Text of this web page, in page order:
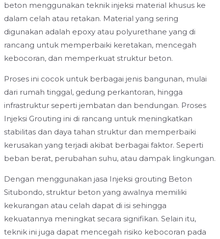
beton menggunakan teknik injeksi material khusus ke
dalam celah atau retakan. Material yang sering
digunakan adalah epoxy atau polyurethane yang di
rancang untuk memperbaiki keretakan, mencegah
kebocoran, dan memperkuat struktur beton.
Proses ini cocok untuk berbagai jenis bangunan, mulai
dari rumah tinggal, gedung perkantoran, hingga
infrastruktur seperti jembatan dan bendungan. Proses
Injeksi Grouting ini di rancang untuk meningkatkan
stabilitas dan daya tahan struktur dan memperbaiki
kerusakan yang terjadi akibat berbagai faktor. Seperti
beban berat, perubahan suhu, atau dampak lingkungan.
Dengan menggunakan jasa Injeksi grouting Beton
Situbondo, struktur beton yang awalnya memiliki
kekurangan atau celah dapat di isi sehingga
kekuatannya meningkat secara signifikan. Selain itu,
teknik ini juga dapat mencegah risiko kebocoran pada